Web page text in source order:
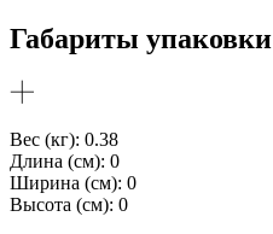
Габариты упаковки
Вес (кг): 0.38
Длина (см): 0
Ширина (см): 0
Высота (см): 0